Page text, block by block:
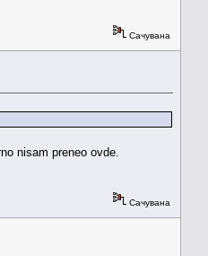
Сачувана
nisam preneo ovde.
Сачувана